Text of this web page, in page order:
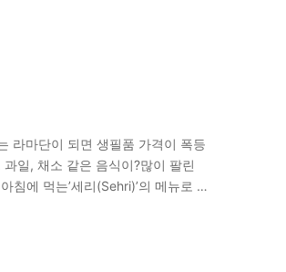
라마단이 되면 생필품 가격이 폭등
일, 채소 같은 음식이?많이 팔린
침에 먹는’세리(Sehri)’의 메뉴로 이